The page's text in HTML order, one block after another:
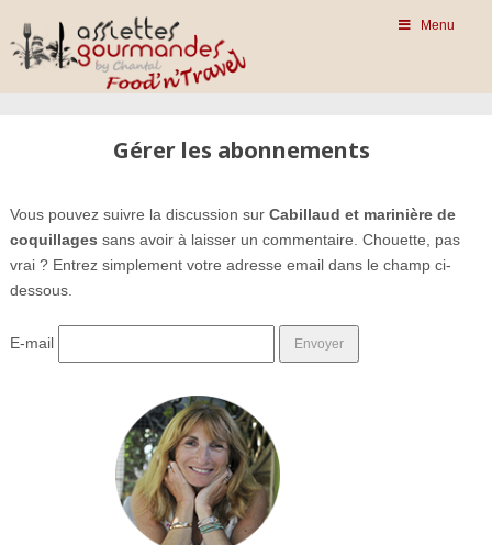
Menu
Gérer les abonnements
Vous pouvez suivre la discussion sur Cabillaud et marinière de
coquillages sans avoir à laisser un commentaire. Chouette, pas
vrai ? Entrez simplement votre adresse email dans le champ ci-
dessous.
E-mail